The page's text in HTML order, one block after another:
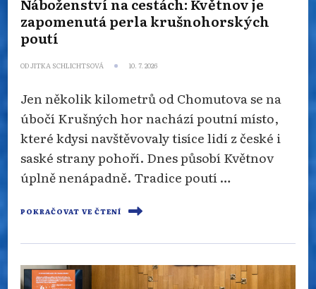
zapomenutá perla krušnohorských
poutí
ODJITKA SCHLICHTSOVÁ 10. 7. 2026
Jen několik kilometrů od Chomutova se na
úbočí Krušných hor nachází poutní místo,
které kdysi navštěvovaly tisíce lidí z české i
saské strany pohoří. Dnes působí Květnov
úplně nenápadně. Tradice poutí …
POKRAČOVAT VE ČTENÍ